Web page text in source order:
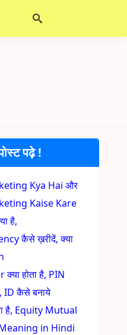
पढ़े !
Kya Hai और
Kaise Kare
है,
कैसे ख़रीदें, क्या
होता है, PIN
ID कैसे बनाये
है, Equity Mutual
in Hindi